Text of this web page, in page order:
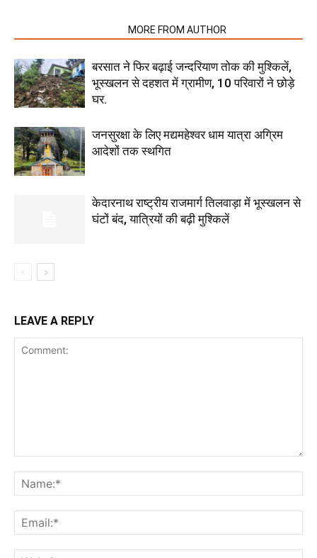
MORE FROM AUTHOR
बरसात ने फिर बढ़ाई जन्दरियाण तोक की मुश्किलें,
भूस्खलन से दहशत में ग्रामीण, 10 परिवारों ने छोड़े
घर.
जनसुरक्षा के लिए मद्यमहेश्वर धाम यात्रा अग्रिम
आदेशों तक स्थगित
केदारनाथ राष्ट्रीय राजमार्ग तिलवाड़ा में भूस्खलन से
घंटों बंद, यात्रियों की बढ़ी मुश्किलें
LEAVE A REPLY